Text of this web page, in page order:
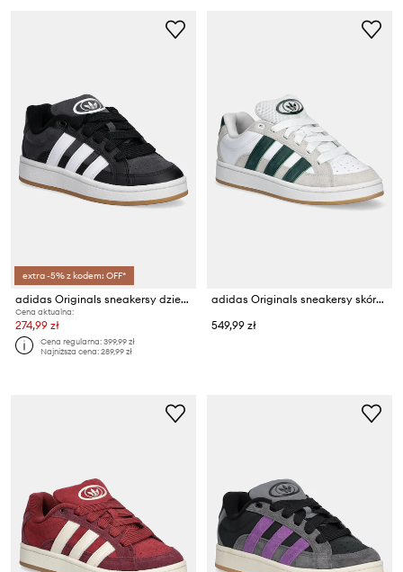
extra -5% z kodem: OFF*
adidas Originals sneakersy dziecięce CAMPUS 00s BETA
Cena aktualna:
274,99 zł
Cena regularna:399,99 zł
Najniższa cena:289,99 zł
adidas Originals sneakersy skórzane Campus 00S Beta
549,99 zł